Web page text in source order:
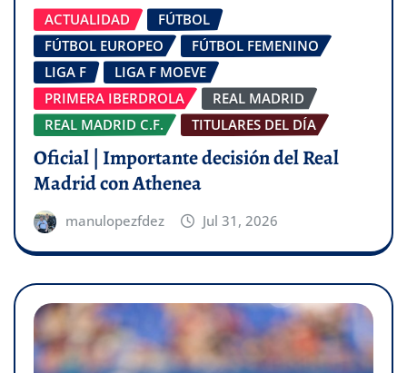
ACTUALIDAD
FÚTBOL
FÚTBOL EUROPEO
FÚTBOL FEMENINO
LIGA F
LIGA F MOEVE
PRIMERA IBERDROLA
REAL MADRID
REAL MADRID C.F.
TITULARES DEL DÍA
Oficial | Importante decisión del Real
Madrid con Athenea
manulopezfdez Jul 31, 2026